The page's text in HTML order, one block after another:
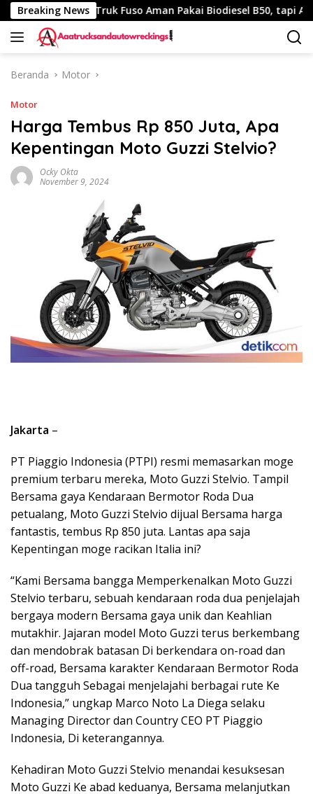
Langsung
ke
konten
Breaking NewsTruk Fuso Aman Pakai Biodiesel B50, tapi Ada
Beranda Motor
Motor
Harga Tembus Rp 850 Juta, Apa
Kepentingan Moto Guzzi Stelvio?
Ocky Okta
November 9, 2024
Jakarta –
PT Piaggio Indonesia (PTPI) resmi memasarkan moge
premium terbaru mereka, Moto Guzzi Stelvio. Tampil
Bersama gaya Kendaraan Bermotor Roda Dua
petualang, Moto Guzzi Stelvio dijual Bersama harga
fantastis, tembus Rp 850 juta. Lantas apa saja
Kepentingan moge racikan Italia ini?
“Kami Bersama bangga Memperkenalkan Moto Guzzi
Stelvio terbaru, sebuah kendaraan roda dua penjelajah
bergaya modern Bersama gaya unik dan Keahlian
mutakhir. Jajaran model Moto Guzzi terus berkembang
dan mendobrak batasan Di berkendara on-road dan
off-road, Bersama karakter Kendaraan Bermotor Roda
Dua tangguh Sebagai menjelajahi berbagai rute Ke
Indonesia,” ungkap Marco Noto La Diega selaku
Managing Director dan Country CEO PT Piaggio
Indonesia, Di keterangannya.
Kehadiran Moto Guzzi Stelvio menandai kesuksesan
Moto Guzzi Ke abad keduanya, Bersama melanjutkan